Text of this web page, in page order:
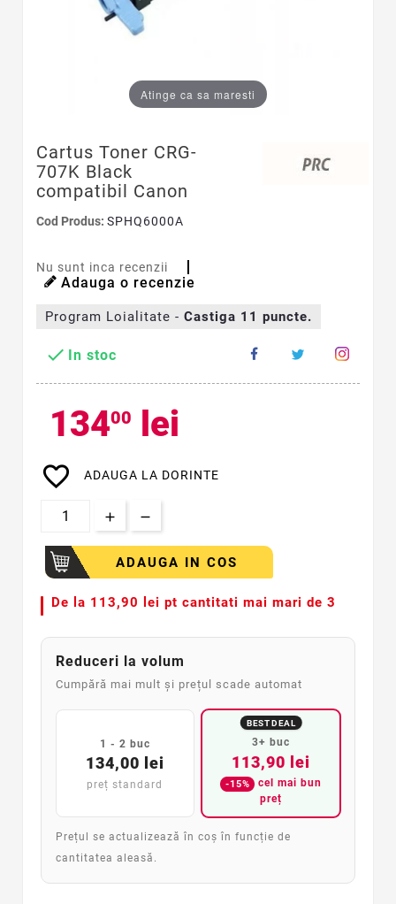
Atinge ca sa maresti
Cartus Toner CRG-
707K Black
compatibil Canon
Cod Produs: SPHQ6000A
Nu sunt inca recenzii
Adauga o recenzie
Program Loialitate - Castiga 11 puncte.
 In stoc
13400 lei
favorite_border ADAUGA LA DORINTE
ADAUGA IN COS
De la 113,90 lei pt cantitati mai mari de 3
Reduceri la volum
Cumpără mai mult și prețul scade automat
1 - 2 buc
134,00 lei
preț standard
BEST DEAL
3+ buc
113,90 lei
-15%
cel mai bun
preț
Prețul se actualizează în coș în funcție de
cantitatea aleasă.